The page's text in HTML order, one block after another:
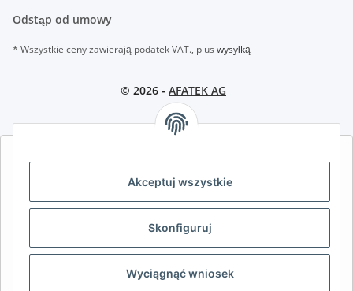
Akceptuj wszystkie
Skonfiguruj
Wyciągnąć wniosek
Odstąp od umowy
* Wszystkie ceny zawierają podatek VAT., plus wysyłką
© 2026 - AFATEK AG
AFATEK INTERNATIONAL – WYBIERZ REGION I JĘZYK | SELECT
DE AT CH (DE) CH (FR)
BE (NL) BE (FR)